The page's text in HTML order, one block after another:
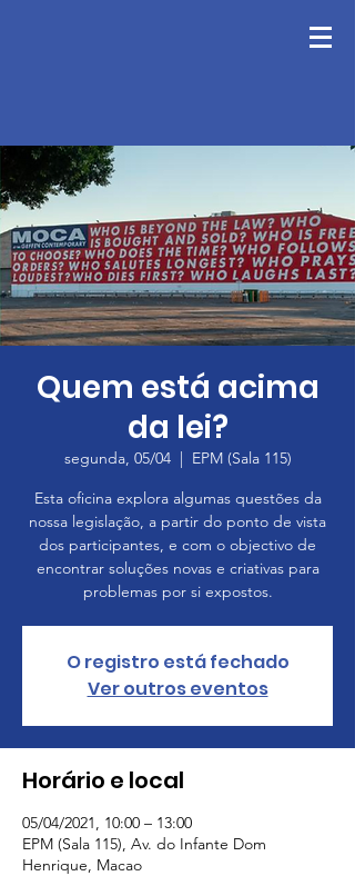
Quem está acima
da lei?
segunda, 05/04
  |
EPM (Sala 115)
Esta oﬁcina explora algumas questões da
nossa legislação, a partir do ponto de vista
dos participantes, e com o objectivo de
encontrar soluções novas e criativas para
problemas por si expostos.
O registro está fechado
Ver outros eventos
Horário e local
05/04/2021, 10:00 – 13:00
EPM (Sala 115), Av. do Infante Dom
Henrique, Macao